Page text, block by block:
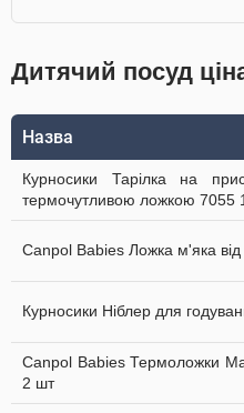
Дитячий посуд
Назва
Курносики Тарілка на
термочутливою ложкою 7055
Canpol Babies Ложка м'яка
Курносики Ніблер для
Canpol Babies Термоложки
2 шт